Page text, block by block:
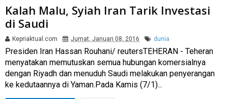
Kalah Malu, Syiah Iran Tarik Investasi
di Saudi
Kepriaktual.com Jumat, Januari 08, 2016 dunia
Presiden Iran Hassan Rouhani/ reutersTEHERAN - Teheran
menyatakan memutuskan semua hubungan komersialnya
dengan Riyadh dan menuduh Saudi melakukan penyerangan
ke kedutaannya di Yaman.Pada Kamis (7/1)...